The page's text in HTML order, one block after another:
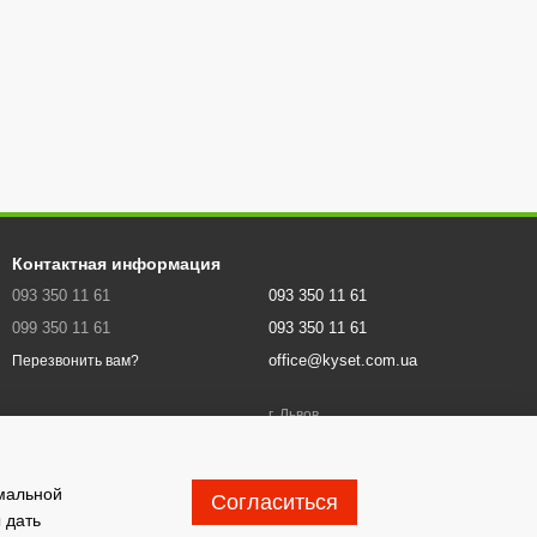
Контактная информация
093 350 11 61
099 350 11 61
Перезвонить вам?
093 350 11 61
093 350 11 61
office@kyset.com.ua
г. Львов
дать
Согласиться